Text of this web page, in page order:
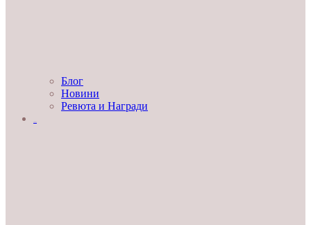
Блог
Новини
Ревюта и Награди